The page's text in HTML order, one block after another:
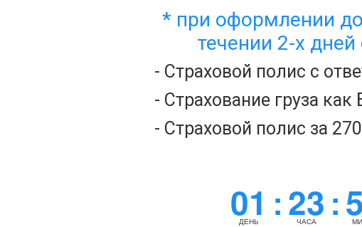
* при оформлении
течении 2-х
- Страховой полис с
- Страхование груза
- Страховой полис за
01:
ДЕНЬ 23:
ЧАСА